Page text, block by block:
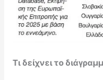
Τι δείχνει το